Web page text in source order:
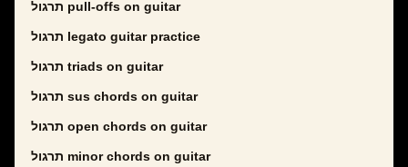
תרגול pull-offs on guitar
תרגול legato guitar practice
תרגול triads on guitar
תרגול sus chords on guitar
תרגול open chords on guitar
תרגול minor chords on guitar